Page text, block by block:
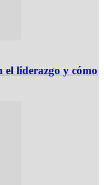
el liderazgo y cómo